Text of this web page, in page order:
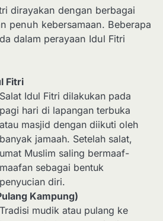
dirayakan dengan berbagai
penuh kebersamaan. Beberapa
dalam perayaan Idul Fitri
Fitri
Salat Idul Fitri dilakukan pada
pagi hari di lapangan terbuka
atau masjid dengan diikuti oleh
banyak jamaah. Setelah salat,
umat Muslim saling bermaaf-
maafan sebagai bentuk
penyucian diri.
Kampung)
Tradisi mudik atau pulang ke